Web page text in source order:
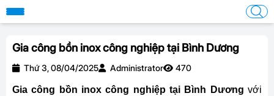
Gia công bồn inox công nghiệp tại Bình Dương
Thứ 3, 08/04/2025 Administrator 470
Gia công bồn inox công nghiệp tại Bình Dương với